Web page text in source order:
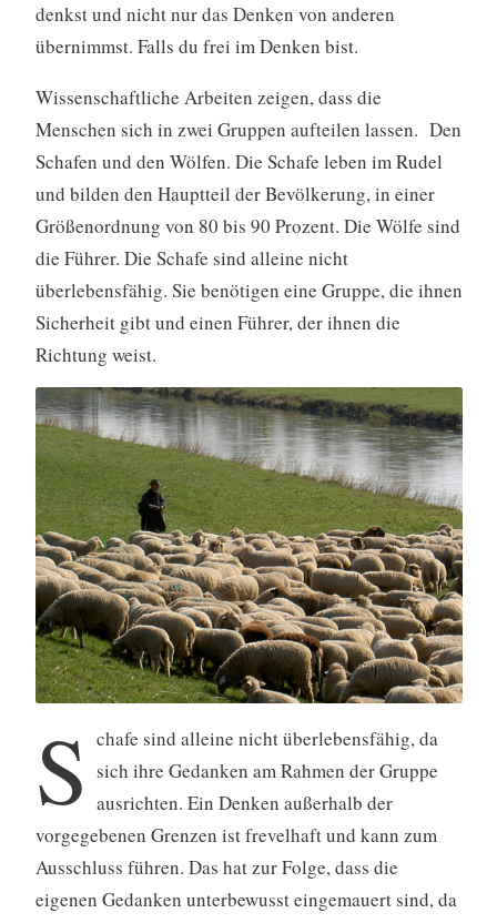
denkst und nicht nur das Denken von anderen
übernimmst. Falls du frei im Denken bist.
Wissenschaftliche Arbeiten zeigen, dass die
Menschen sich in zwei Gruppen aufteilen lassen. Den
Schafen und den Wölfen. Die Schafe leben im Rudel
und bilden den Hauptteil der Bevölkerung, in einer
Größenordnung von 80 bis 90 Prozent. Die Wölfe sind
die Führer. Die Schafe sind alleine nicht
überlebensfähig. Sie benötigen eine Gruppe, die ihnen
Sicherheit gibt und einen Führer, der ihnen die
Richtung weist.
S chafe sind alleine nicht überlebensfähig, da
sich ihre Gedanken am Rahmen der Gruppe
ausrichten. Ein Denken außerhalb der
vorgegebenen Grenzen ist frevelhaft und kann zum
Ausschluss führen. Das hat zur Folge, dass die
eigenen Gedanken unterbewusst eingemauert sind, da